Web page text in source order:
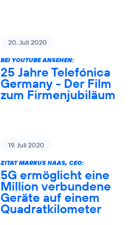
20. Juli 2020
BEI YOUTUBE ANSEHEN:
25 Jahre Telefónica
Germany - Der Film
zum Firmenjubiläum
19. Juli 2020
ZITAT MARKUS HAAS, CEO:
5G ermöglicht eine
Million verbundene
Geräte auf einem
Quadratkilometer